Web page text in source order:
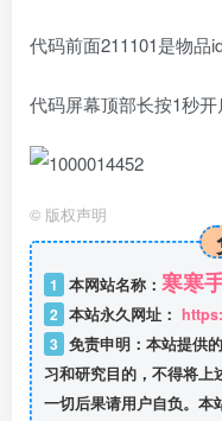
代码前面211101是物品
代码屏幕顶部长按1秒开
© 版权声明
1 本网站名称： 寒寒
2 本站永久网址：
3 免责申明：本站提供
习和研究目的，不得将上
一切后果请用户自负。本